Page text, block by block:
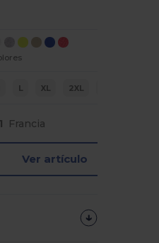
L XL 2XL
Francia
Ver artículo